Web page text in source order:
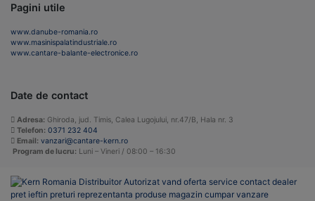
Pagini utile
www.danube-romania.ro
www.masinispalatindustriale.ro
www.cantare-balante-electronice.ro
Date de contact
Adresa: Ghiroda, jud. Timis, Calea Lugojului, nr.47/B, Hala nr. 3
Telefon: 0371 232 404
Email: vanzari@cantare-kern.ro
Program de lucru: Luni – Vineri / 08:00 – 16:30